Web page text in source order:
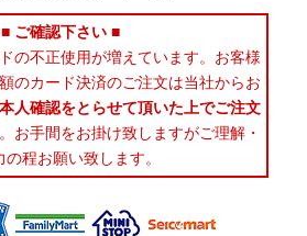
■ ご確認下さい ■
の不正使用が増えています。お客様
のカード決済のご注文は当社からお
人確認をとらせて頂いた上でご注文
お手間をお掛け致しますがご理解・
の程お願い致します。